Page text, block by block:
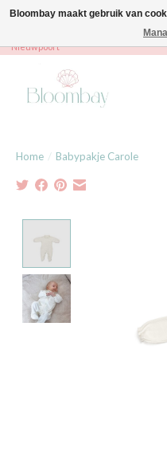
Bloombay - Babies & Kids - Bali
Nieuwpoort
Home / Babypakje Carole
Bloombay maakt gebruik van